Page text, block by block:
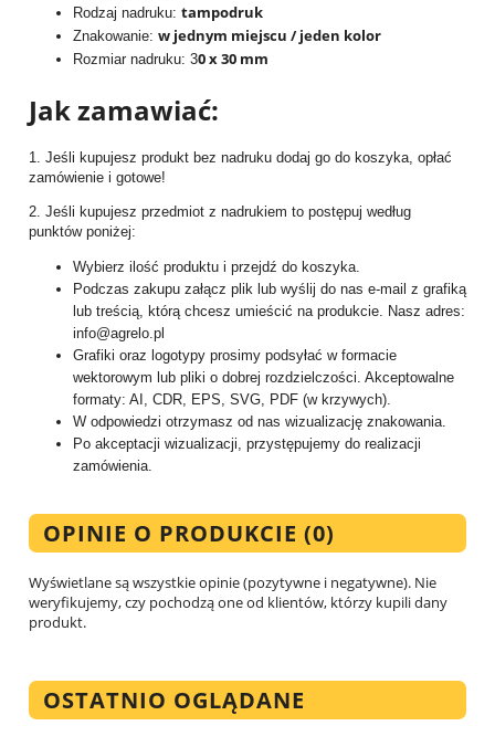
Rodzaj nadruku: tampodruk
Znakowanie: w jednym miejscu / jeden kolor
Rozmiar nadruku: 30 x 30 mm
Jak zamawiać:
1. Jeśli kupujesz produkt bez nadruku dodaj go do koszyka, opłać
zamówienie i gotowe!
2. Jeśli kupujesz przedmiot z nadrukiem to postępuj według
punktów poniżej:
Wybierz ilość produktu i przejdź do koszyka.
Podczas zakupu załącz plik lub wyślij do nas e-mail z grafiką
lub treścią, którą chcesz umieścić na produkcie. Nasz adres:
info@agrelo.pl
Grafiki oraz logotypy prosimy podsyłać w formacie
wektorowym lub pliki o dobrej rozdzielczości. Akceptowalne
formaty: AI, CDR, EPS, SVG, PDF (w krzywych).
W odpowiedzi otrzymasz od nas wizualizację znakowania.
Po akceptacji wizualizacji, przystępujemy do realizacji
zamówienia.
OPINIE O PRODUKCIE (0)
Wyświetlane są wszystkie opinie (pozytywne i negatywne). Nie
weryfikujemy, czy pochodzą one od klientów, którzy kupili dany
produkt.
OSTATNIO OGLĄDANE